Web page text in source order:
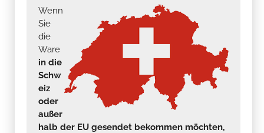
Wenn
Sie
die
Ware
in die
Schw
eiz
oder
außer
halb der EU gesendet bekommen möchten,